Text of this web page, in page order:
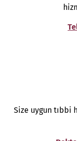
Size uygun tıbbi